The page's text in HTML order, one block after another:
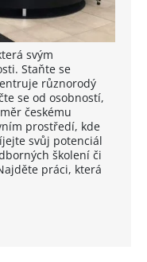
svým
Staňte se
různorodý
se od osobností,
českému
prostředí, kde
svůj potenciál
školení či
práci, která